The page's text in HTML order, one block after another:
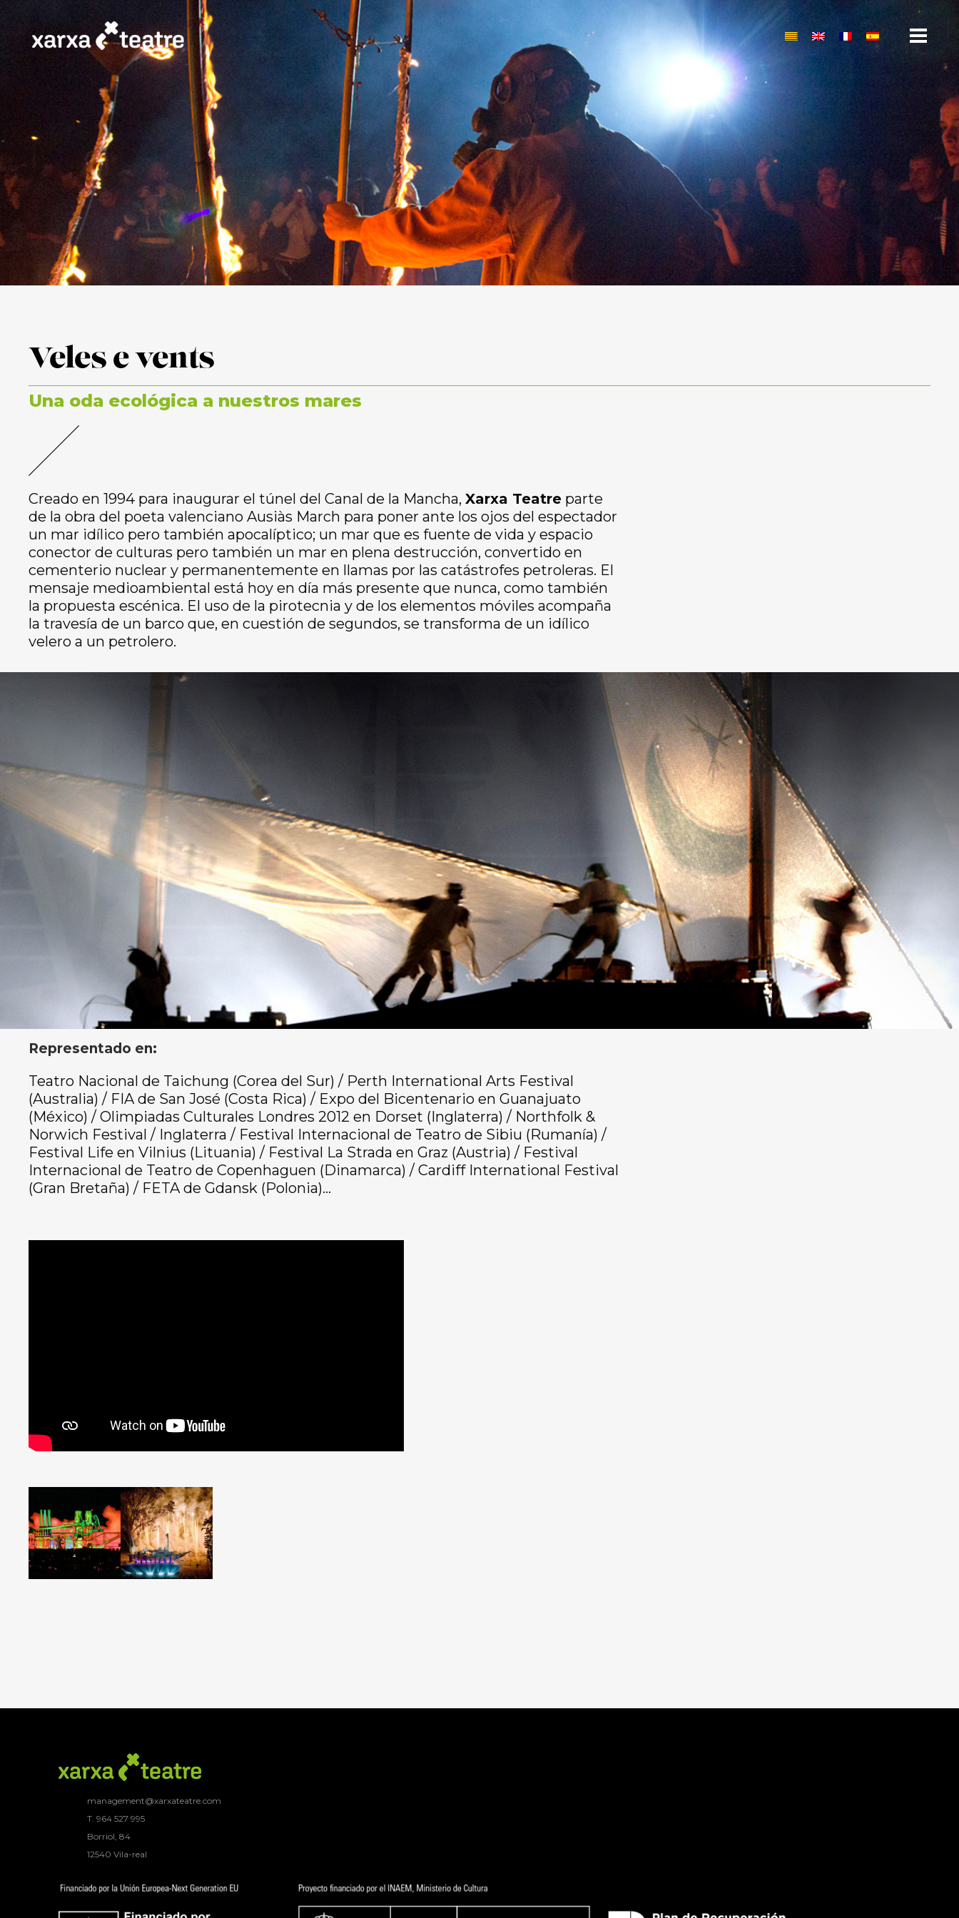
Veles e vents
Una oda ecológica a nuestros mares
Creado en 1994 para inaugurar el túnel del Canal de la Mancha, Xarxa Teatre parte
de la obra del poeta valenciano Ausiàs March para poner ante los ojos del espectador
un mar idílico pero también apocalíptico; un mar que es fuente de vida y espacio
conector de culturas pero también un mar en plena destrucción, convertido en
cementerio nuclear y permanentemente en llamas por las catástrofes petroleras. El
mensaje medioambiental está hoy en día más presente que nunca, como también
la propuesta escénica. El uso de la pirotecnia y de los elementos móviles acompaña
la travesía de un barco que, en cuestión de segundos, se transforma de un idílico
velero a un petrolero.
Representado en:
Teatro Nacional de Taichung (Corea del Sur) / Perth International Arts Festival
(Australia) / FIA de San José (Costa Rica) / Expo del Bicentenario en Guanajuato
(México) / Olimpiadas Culturales Londres 2012 en Dorset (Inglaterra) / Northfolk &
Norwich Festival / Inglaterra / Festival Internacional de Teatro de Sibiu (Rumanía) /
Festival Life en Vilnius (Lituania) / Festival La Strada en Graz (Austria) / Festival
Internacional de Teatro de Copenhaguen (Dinamarca) / Cardiff International Festival
(Gran Bretaña) / FETA de Gdansk (Polonia)…
management@xarxateatre.com
T. ‭964 527 995
Borriol, 84
12540 Vila-real